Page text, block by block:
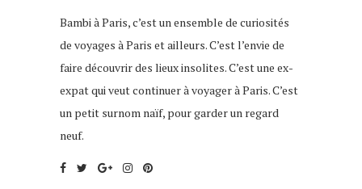
Bambi à Paris, c’est un ensemble de curiosités
de voyages à Paris et ailleurs. C’est l’envie de
faire découvrir des lieux insolites. C’est une ex-
expat qui veut continuer à voyager à Paris. C’est
un petit surnom naïf, pour garder un regard
neuf.